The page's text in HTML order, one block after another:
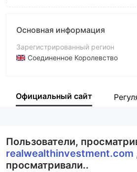
Основная информация
Зарегистрированный регион
Соединенное Королевство
Компания
Официальный сайт
Пользователи,
realwealthinvestment.com
просматривали..